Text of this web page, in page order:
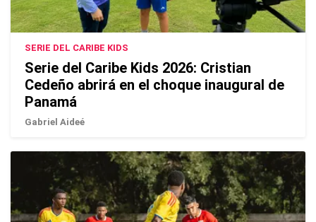
SERIE DEL CARIBE KIDS
Serie del Caribe Kids 2026: Cristian
Cedeño abrirá en el choque inaugural de
Panamá
Gabriel Aideé